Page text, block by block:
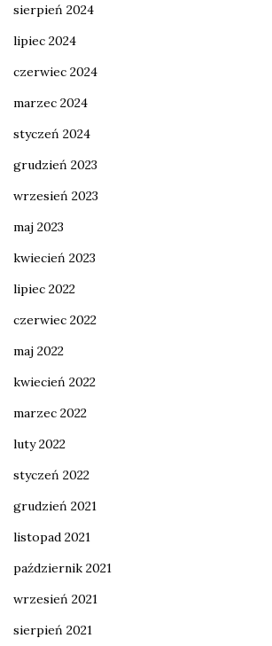
sierpień 2024
lipiec 2024
czerwiec 2024
marzec 2024
styczeń 2024
grudzień 2023
wrzesień 2023
maj 2023
kwiecień 2023
lipiec 2022
czerwiec 2022
maj 2022
kwiecień 2022
marzec 2022
luty 2022
styczeń 2022
grudzień 2021
listopad 2021
październik 2021
wrzesień 2021
sierpień 2021